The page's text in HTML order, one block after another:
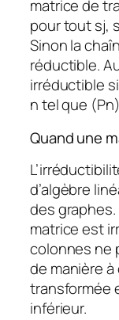
matrice de
pour tout sj,
Sinon la
réductible.
irréductible
n tel que
Quand une
d’algèbre
des
matrice est
colonnes ne
de manière
transformée
inférieur.